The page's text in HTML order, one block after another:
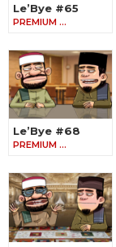
Le’Bye #65
PREMIUM …
Le’Bye #68
PREMIUM …